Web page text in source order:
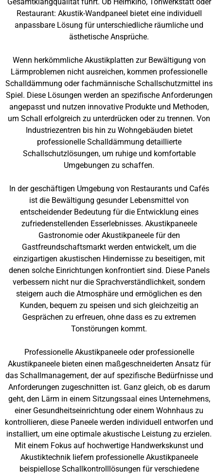
Restaurant: Akustik-Wandpaneel bietet eine individuell
anpassbare Lösung für unterschiedliche räumliche und
ästhetische Ansprüche.
Wenn herkömmliche Akustikplatten zur Bewältigung von
Lärmproblemen nicht ausreichen, kommen professionelle
Schalldämmung oder fachmännische Schallschutzmittel ins
Spiel. Diese Lösungen werden an spezifische Anforderungen
angepasst und nutzen innovative Produkte und Methoden,
um Schall erfolgreich zu unterdrücken oder zu trennen. Von
Industriezentren bis hin zu Wohngebäuden bietet
professionelle Schalldämmung detaillierte
Schallschutzlösungen, um ruhige und komfortable
Umgebungen zu schaffen.
In der geschäftigen Umgebung von Restaurants und Cafés
ist die Bewältigung gesunder Lebensmittel von
entscheidender Bedeutung für die Entwicklung eines
zufriedenstellenden Esserlebnisses. Akustikpaneele
Gastronomie oder Akustikpaneele für den
Gastfreundschaftsmarkt werden entwickelt, um die
einzigartigen akustischen Hindernisse zu beseitigen, mit
denen solche Einrichtungen konfrontiert sind. Diese Panels
verbessern nicht nur die Sprachverständlichkeit, sondern
steigern auch die Atmosphäre und ermöglichen es den
Kunden, bequem zu speisen und sich gleichzeitig an
Gesprächen zu erfreuen, ohne dass es zu extremen
Tonstörungen kommt.
Professionelle Akustikpaneele oder professionelle
Akustikpaneele bieten einen maßgeschneiderten Ansatz für
das Schallmanagement, der auf spezifische Bedürfnisse und
Anforderungen zugeschnitten ist. Ganz gleich, ob es darum
geht, den Lärm in einem Sitzungssaal eines Unternehmens,
einer Gesundheitseinrichtung oder einem Wohnhaus zu
kontrollieren, diese Paneele werden individuell entworfen und
installiert, um eine optimale akustische Leistung zu erzielen.
Mit einem Fokus auf hochwertige Handwerkskunst und
Akustiktechnik liefern professionelle Akustikpaneele
beispiellose Schallkontrolllösungen für verschiedene